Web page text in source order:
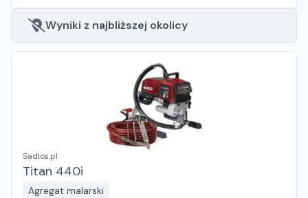
Wyniki z najbliższej okolicy
Sadlos.pl
Titan 440i
Agregat malarski